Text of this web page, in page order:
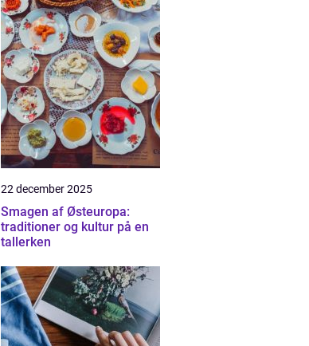
22 december 2025
Smagen af Østeuropa:
traditioner og kultur på en
tallerken